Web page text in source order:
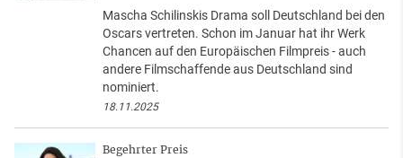
Mascha Schilinskis Drama soll Deutschland bei den
Oscars vertreten. Schon im Januar hat ihr Werk
Chancen auf den Europäischen Filmpreis - auch
andere Filmschaffende aus Deutschland sind
nominiert.
18.11.2025
Begehrter Preis